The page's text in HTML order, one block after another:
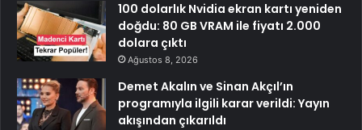
100 dolarlık Nvidia ekran kartı yeniden
doğdu: 80 GB VRAM ile fiyatı 2.000
dolara çıktı
Ağustos 8, 2026
Demet Akalın ve Sinan Akçıl’ın
programıyla ilgili karar verildi: Yayın
akışından çıkarıldı